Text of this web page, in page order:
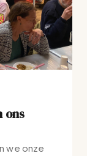
ons
we onze